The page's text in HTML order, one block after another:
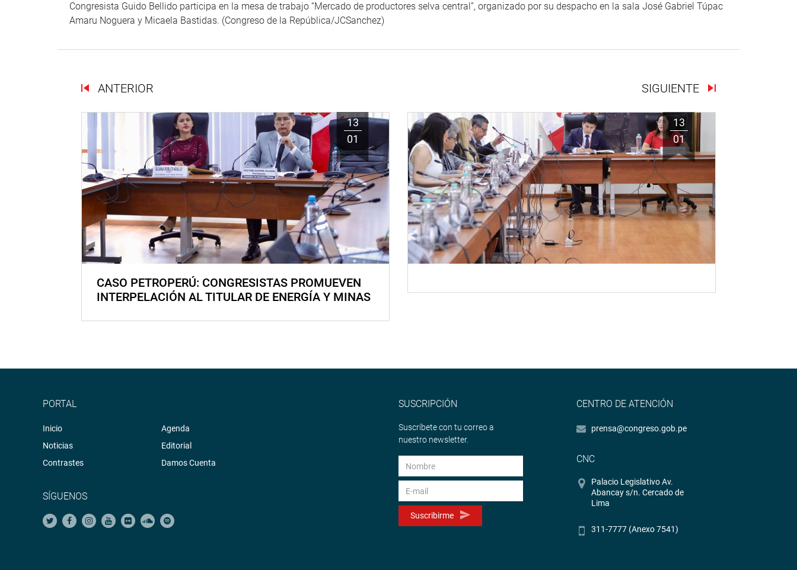
Congresista Guido Bellido participa en la mesa de trabajo “Mercado de productores selva central”, organizado por su despacho en la sala José Gabriel Túpac
Amaru Noguera y Micaela Bastidas. (Congreso de la República/JCSanchez)
ANTERIOR SIGUIENTE
13
01
CASO PETROPERÚ: CONGRESISTAS PROMUEVEN
INTERPELACIÓN AL TITULAR DE ENERGÍA Y MINAS
13
01
PORTAL
Inicio
Noticias
Contrastes
Agenda
Editorial
Damos Cuenta
SÍGUENOS
SUSCRIPCIÓN
Suscríbete con tu correo a
nuestro newsletter.
Suscribirme
CENTRO DE ATENCIÓN
prensa@congreso.gob.pe
CNC
Palacio Legislativo Av.
Abancay s/n. Cercado de
Lima
311-7777 (Anexo 7541)